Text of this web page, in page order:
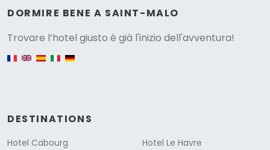
DORMIRE BENE A SAINT-MALO
Trovare l’hotel giusto è già l'inizio dell'avventura!
English version
DESTINATIONS
Hotel Cabourg
Hotel Le Havre